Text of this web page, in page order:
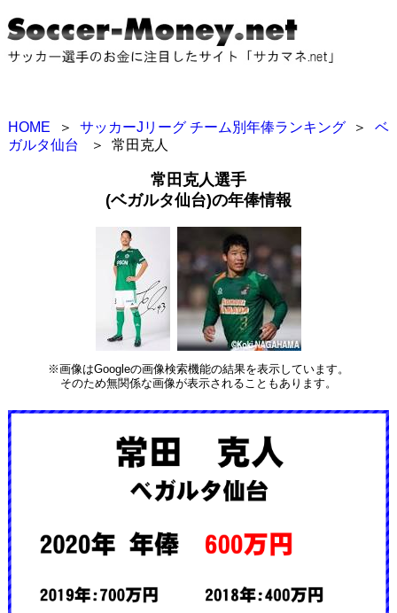
HOME ＞ サッカーJリーグ チーム別年俸ランキング ＞
ベ
ガルタ仙台
＞ 常田克人
常田克人選手
(ベガルタ仙台)の年俸情報
※画像はGoogleの画像検索機能の結果を表示しています。
そのため無関係な画像が表示されることもあります。